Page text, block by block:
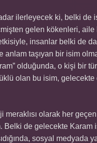
ilerleyecek ki, belki de
gelen kökenleri, aile
insanlar belki de
anlam taşıyan bir isim
olduğunda, o kişi bir
olan bu isim,
meraklısı olarak her
Belki de gelecekte Karam
sosyal